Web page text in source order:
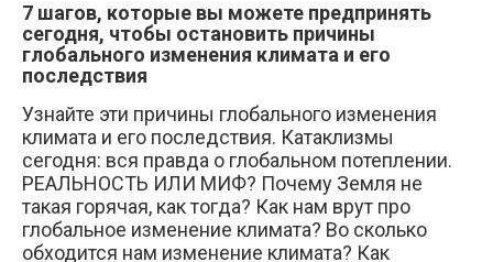
7 шагов, которые вы можете предпринять
сегодня, чтобы остановить причины
глобального изменения климата и его
последствия
Узнайте эти причины глобального изменения
климата и его последствия. Катаклизмы
сегодня: вся правда о глобальном потеплении.
РЕАЛЬНОСТЬ ИЛИ МИФ? Почему Земля не
такая горячая, как тогда? Как нам врут про
глобальное изменение климата? Во сколько
обходится нам изменение климата? Как